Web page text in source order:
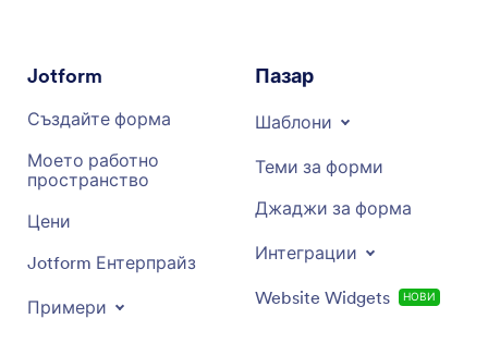
Jotform
Създайте форма
Моето работно
пространство
Цени
Jotform Ентерпрайз
Примери
Пазар
Шаблони
Теми за форми
Джаджи за форма
Интеграции
Website Widgets НОВИ